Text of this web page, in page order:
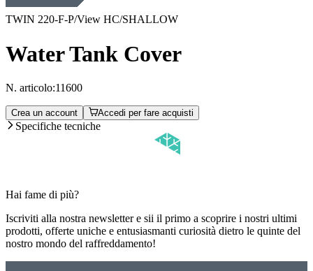
TWIN 220-F-P/View HC/SHALLOW
Water Tank Cover
N. articolo:11600
Crea un account Accedi per fare acquisti
Specifiche tecniche
Hai fame di più?
Iscriviti alla nostra newsletter e sii il primo a scoprire i nostri ultimi
prodotti, offerte uniche e entusiasmanti curiosità dietro le quinte del
nostro mondo del raffreddamento!